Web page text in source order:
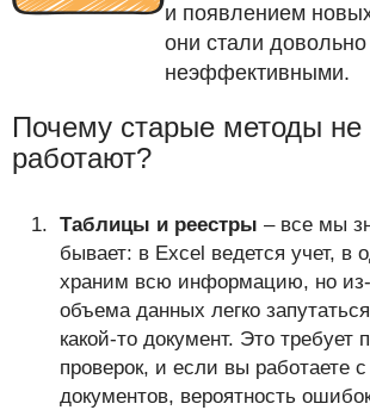
и появлением
они стали
неэффективными.
Почему старые методы не
работают?
Таблицы и реестры – все мы
бывает: в Excel ведется учет, в
храним всю информацию, но из-
объема данных легко
какой-то документ. Это требует
проверок, и если вы работаете
документов, вероятность